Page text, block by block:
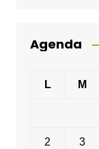
Agenda
L M
2 3